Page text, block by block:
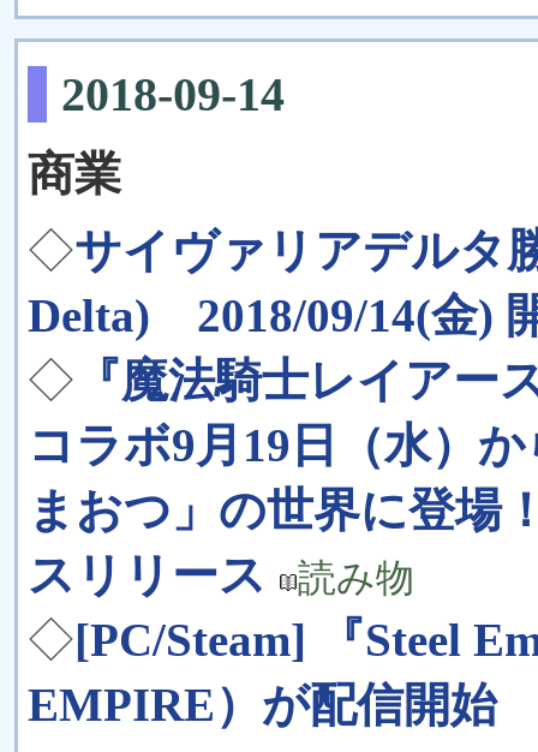
2018-09-14
商業
◇サイヴァリアデルタ
Delta) 2018/09/14(金)
◇ 『魔法騎士レイアー
コラボ9月19日（水）
まおつ」の世界に登場
スリリース
読み物
◇[PC/Steam] 『Steel
EMPIRE）が配信開始